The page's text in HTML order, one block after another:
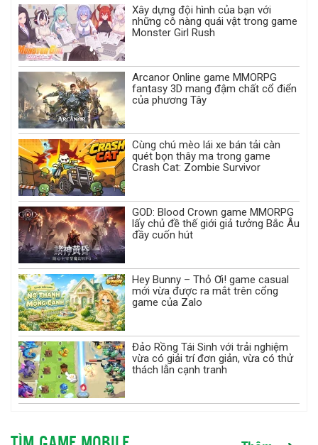
Xây dựng đội hình của bạn với
những cô nàng quái vật trong game
Monster Girl Rush
Arcanor Online game MMORPG
fantasy 3D mang đậm chất cổ điển
của phương Tây
Cùng chú mèo lái xe bán tải càn
quét bọn thây ma trong game
Crash Cat: Zombie Survivor
GOD: Blood Crown game MMORPG
lấy chủ đề thế giới giả tưởng Bắc Âu
đầy cuốn hút
Hey Bunny – Thỏ Ơi! game casual
mới vừa được ra mắt trên cổng
game của Zalo
Đảo Rồng Tái Sinh với trải nghiệm
vừa có giải trí đơn giản, vừa có thử
thách lẫn cạnh tranh